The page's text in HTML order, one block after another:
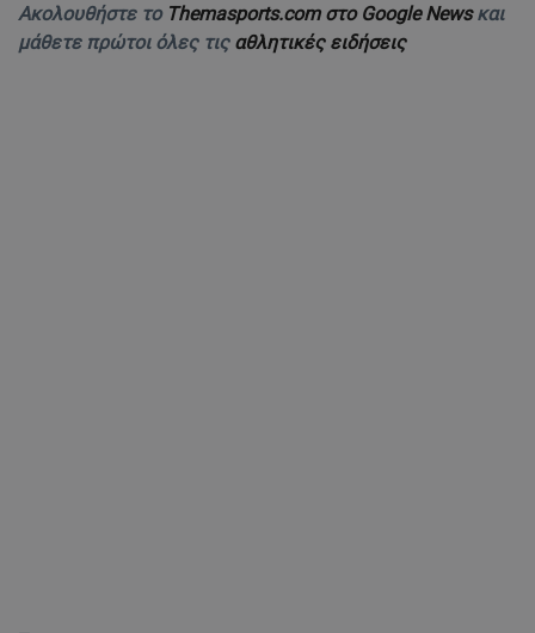
Ακολουθήστε το Themasports.com στο Google Newsκαι
μάθετε πρώτοι όλες τις αθλητικές ειδήσεις